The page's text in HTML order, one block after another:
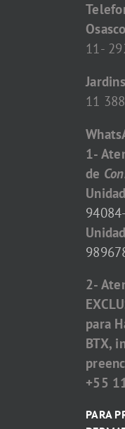
11-
11
1-
de
2-
para
BTX,
+55
PARA